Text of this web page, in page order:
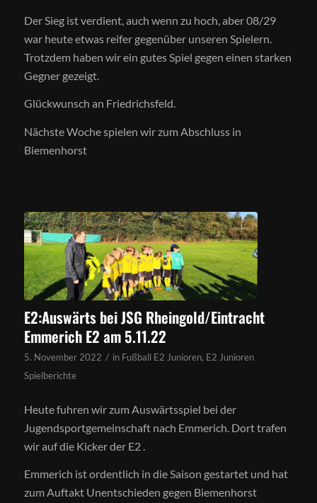
Der Sieg ist verdient, auch wenn zu hoch, aber 08/29
war heute etwas reifer gegenüber unseren Spielern.
Trotzdem haben wir ein gutes Spiel gegen einen starken
Gegner gezeigt.
Glückwunsch an Friedrichsfeld.
Nächste Woche spielen wir zum Abschluss in
Biemenhorst
E2:Auswärts bei JSG Rheingold/Eintracht
Emmerich E2 am 5.11.22
5. November 2022 / in Fußball E2 Junioren, E2 Junioren
Spielberichte
Heute fuhren wir zum Auswärtsspiel bei der
Jugendsportgemeinschaft nach Emmerich. Dort trafen
wir auf die Kicker der E2 .
Emmerich ist ordentlich in die Saison gestartet und hat
zum Auftakt Unentschieden gegen Biemenhorst